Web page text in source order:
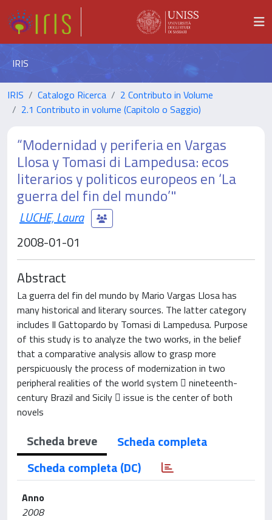
IRIS
IRIS Catalogo Ricerca
2 Contributo in Volume
2.1 Contributo in volume (Capitolo o Saggio)
“Modernidad y periferia en Vargas
Llosa y Tomasi di Lampedusa: ecos
literarios y politicos europeos en ‘La
guerra del fin del mundo’"
LUCHE, Laura
2008-01-01
Abstract
La guerra del fin del mundo by Mario Vargas Llosa has
many historical and literary sources. The latter category
includes Il Gattopardo by Tomasi di Lampedusa. Purpose
of this study is to analyze the two works, in the belief
that a comparative analysis allow to grasp more
perspicuously the process of modernization in two
peripheral realities of the world system  nineteenth-
century Brazil and Sicily  issue is the center of both
novels
Scheda breve
Scheda completa
Scheda completa (DC)
Anno
2008